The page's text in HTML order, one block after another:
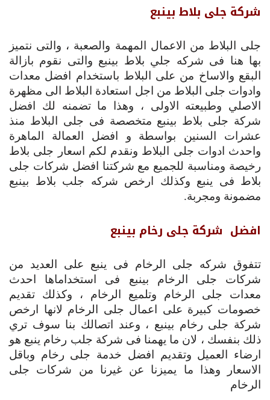
شركة جلى بلاط بينبع
جلى البلاط من الاعمال المهمة والصعبة ، والتى نتميز
بها هنا فى شركه جلي بلاط بينبع والتى نقوم بازالة
البقع والاساخ من على البلاط باستخدام افضل معدات
وادوات جلى البلاط من اجل استعادة البلاط الى مظهرة
الاصلي وطبيعته الاولى ، وهذا ما تضمنه لك افضل
شركة جلى بلاط بينبع متخصصة فى جلى البلاط منذ
عشرات السنين بواسطة و افضل العمالة الماهرة
واحدث ادوات جلى البلاط ونقدم لكم اسعار جلى بلاط
رخيصة ومناسبة للجميع مع شركتنا افضل شركات جلى
بلاط فى ينبع وكذلك ارخص شركه جلب بلاط بينبع
مضمونة ومجربة.
افضل شركة جلى رخام بينبع
تتفوق شركه جلى الرخام فى ينبع على العديد من
شركات جلى الرخام بينبع فى استخداماها احدث
معدات جلى الرخام وتلميع الرخام ، وكذلك تقديم
خصومات كبيرة على اعمال جلى الرخام لانها ارخص
شركة جلى رخام بينبع ، وعند اتصالك بنا سوف تري
ذلك بنفسك ، لان ما يهمنا فى شركة جلب رخام ينبع هو
ارضاء العميل وتقديم افضل خدمة جلى رخام وباقل
الاسعار وهذا ما يميزنا عن غيرنا من شركات جلى
الرخام